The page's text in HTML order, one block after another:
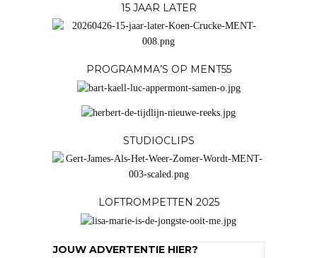
15 JAAR LATER
PROGRAMMA’S OP MENT55
STUDIOCLIPS
LOFTROMPETTEN 2025
JOUW ADVERTENTIE HIER?